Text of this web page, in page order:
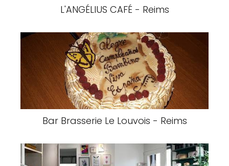
L'ANGÉLIUS CAFÉ - Reims
Bar Brasserie Le Louvois - Reims